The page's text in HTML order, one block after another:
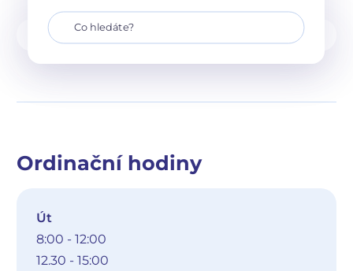
Ordinační hodiny
Út
8:00 - 12:00
12.30 - 15:00